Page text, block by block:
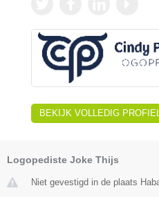
BEKIJK VOLLEDIG
Logopediste Joke Thijs
Niet gevestigd in de plaats